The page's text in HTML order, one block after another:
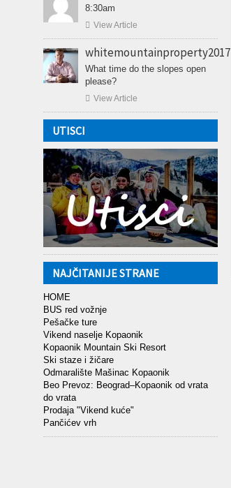
8:30am
 View Article
whitemountainproperty2017
What time do the slopes open
please?
 View Article
UTISCI
NAJČITANIJE STRANE
HOME
BUS red vožnje
Pešačke ture
Vikend naselje Kopaonik
Kopaonik Mountain Ski Resort
Ski staze i žičare
Odmaralište Mašinac Kopaonik
Beo Prevoz: Beograd–Kopaonik od vrata
do vrata
Prodaja "Vikend kuće"
Pančićev vrh